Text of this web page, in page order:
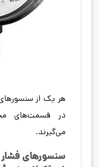
هر یک از
در قسمت‌های
می‌گیرند.
سنسورهای